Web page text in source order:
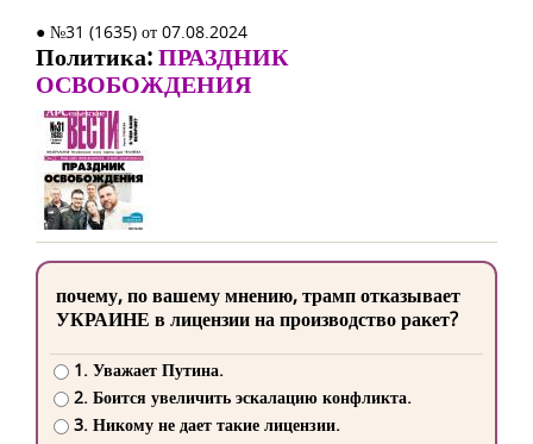
● №31 (1635) от 07.08.2024
Политика:ПРАЗДНИК
ОСВОБОЖДЕНИЯ
почему, по вашему мнению, трамп отказывает
УКРАИНЕ в лицензии на производство ракет?
1. Уважает Путина.
2. Боится увеличить эскалацию конфликта.
3. Никому не дает такие лицензии.